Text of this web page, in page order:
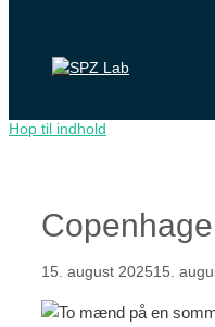
Hop til indhold
15. august 202515.